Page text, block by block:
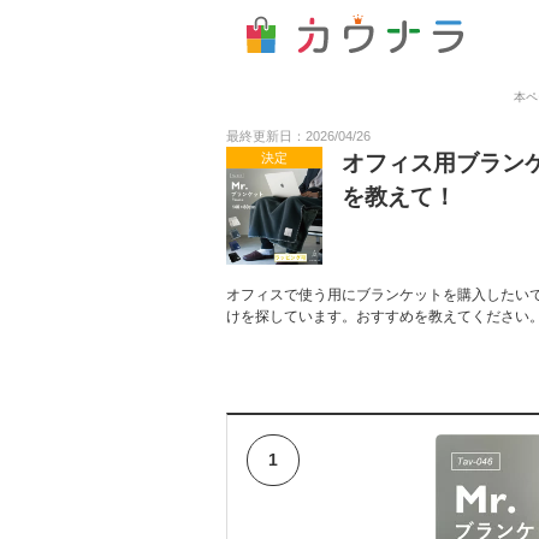
本
最終更新日：2026/04/26
決定
オフィス用ブラン
を教えて！
オフィスで使う用にブランケットを購入した
けを探しています。おすすめを教えてください
1